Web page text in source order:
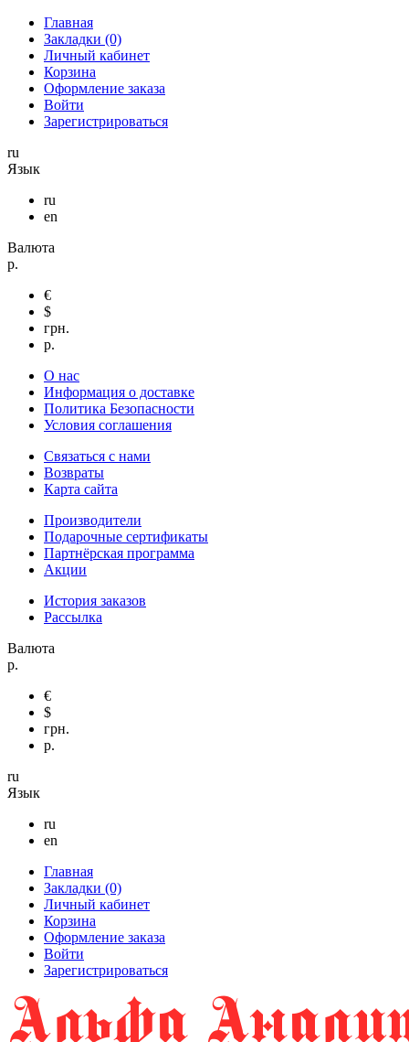
Главная
Закладки (0)
Личный кабинет
Корзина
Оформление заказа
Войти
Зарегистрироваться
ru
Язык
ru
en
Валюта
р.
€
$
грн.
р.
О нас
Информация о доставке
Политика Безопасности
Условия соглашения
Связаться с нами
Возвраты
Карта сайта
Производители
Подарочные сертификаты
Партнёрская программа
Акции
История заказов
Рассылка
Валюта
р.
€
$
грн.
р.
ru
Язык
ru
en
Главная
Закладки (0)
Личный кабинет
Корзина
Оформление заказа
Войти
Зарегистрироваться